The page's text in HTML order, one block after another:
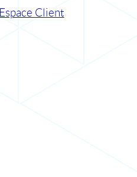
Espace Client